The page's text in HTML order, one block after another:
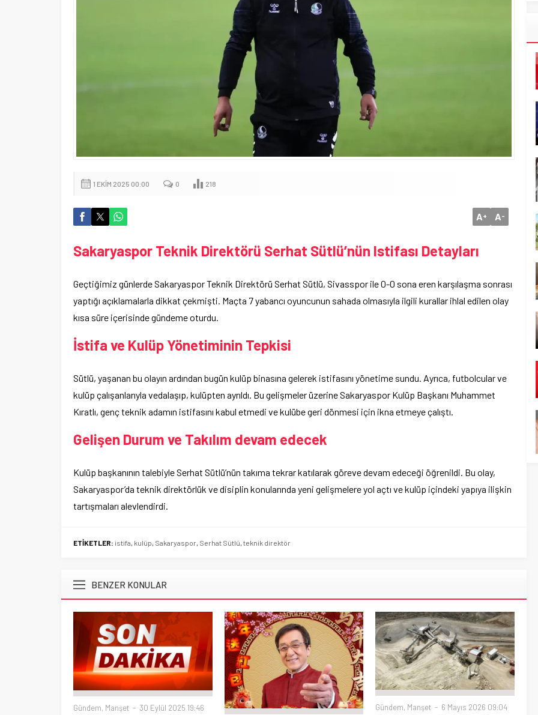
1 EKIM 2025 00:00 0 218
A+ A-
Sakaryaspor Teknik Direktörü Serhat Sütlü’nün Istifası Detayları
Geçtiğimiz günlerde Sakaryaspor Teknik Direktörü Serhat Sütlü, Sivasspor ile 0-0 sona eren karşılaşma sonrası
yaptığı açıklamalarla dikkat çekmişti. Maçta 7 yabancı oyuncunun sahada olmasıyla ilgili kurallar ihlal edilen olay
kısa süre içerisinde gündeme oturdu.
İstifa ve Kulüp Yönetiminin Tepkisi
Sütlü, yaşanan bu olayın ardından bugün kulüp binasına gelerek istifasını yönetime sundu. Ayrıca, futbolcular ve
kulüp çalışanlarıyla vedalaşıp, kulüpten ayrıldı. Bu gelişmeler üzerine Sakaryaspor Kulüp Başkanı Muhammet
Kıratlı, genç teknik adamın istifasını kabul etmedi ve kulübe geri dönmesi için ikna etmeye çalıştı.
Gelişen Durum ve Takılım devam edecek
Kulüp başkanının talebiyle Serhat Sütlü’nün takıma tekrar katılarak göreve devam edeceği öğrenildi. Bu olay,
Sakaryaspor’da teknik direktörlük ve disiplin konularında yeni gelişmelere yol açtı ve kulüp içindeki yapıya ilişkin
tartışmaları alevlendirdi.
ETİKETLER: istifa, kulüp, Sakaryaspor, Serhat Sütlü, teknik direktör
BENZER KONULAR
Gündem, Manşet 30 Eylül 2025 19:46 Gündem, Manşet 6 Mayıs 2026 09:04